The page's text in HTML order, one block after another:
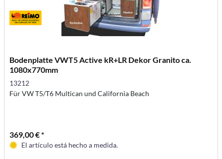
Bodenplatte VWT5 Active kR+LR Dekor Granito ca.
1080x770mm
13212
Für VW T5/T6 Multican und California Beach
369,00 € *
El artículo está hecho a medida.